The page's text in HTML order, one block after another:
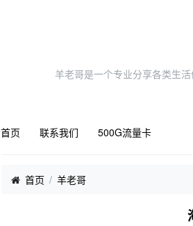
羊老哥是一个专业分享各类生
首页 联系我们 500G流量卡
首页 羊老哥